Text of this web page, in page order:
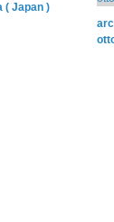
( Japan )